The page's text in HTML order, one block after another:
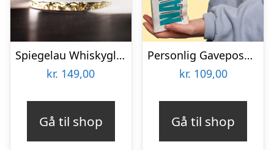
Spiegelau Whiskyglas med Gravering – Egen Tekst
kr. 149,00
Gå til shop
Personlig Gavepose til vin med Tekst
kr. 109,00
Gå til shop